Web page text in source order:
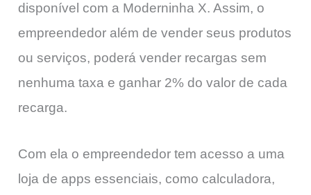
disponível com a Moderninha X. Assim, o
empreendedor além de vender seus produtos
ou serviços, poderá vender recargas sem
nenhuma taxa e ganhar 2% do valor de cada
recarga.
Com ela o empreendedor tem acesso a uma
loja de apps essenciais, como calculadora,